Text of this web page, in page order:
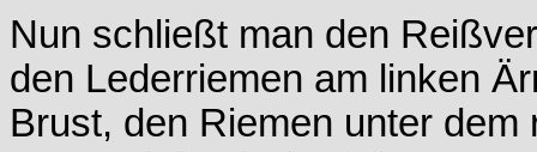
Nun schließt man den
den Lederriemen am linken
Brust, den Riemen unter